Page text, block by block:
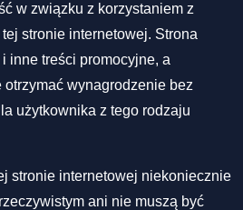
w związku z korzystaniem z
stronie internetowej. Strona
inne treści promocyjne, a
wynagrodzenie bez
użytkownika z tego rodzaju
stronie internetowej niekoniecznie
ani nie muszą być